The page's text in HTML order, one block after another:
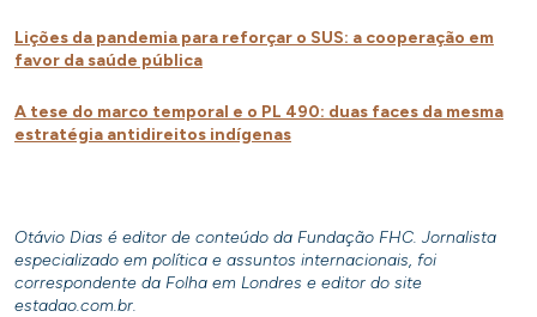
Lições da pandemia para reforçar o SUS: a cooperação em
favor da saúde pública
A tese do marco temporal e o PL 490: duas faces da mesma
estratégia antidireitos indígenas
Otávio Dias é editor de conteúdo da Fundação FHC. Jornalista
especializado em política e assuntos internacionais, foi
correspondente da Folha em Londres e editor do site
estadao.com.br.